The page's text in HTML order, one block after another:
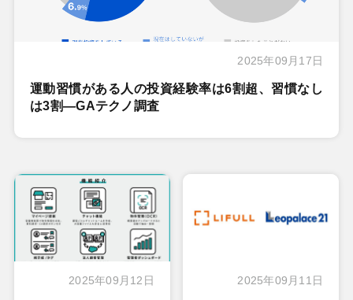
2025年09月17日
運動習慣がある人の投資経験率は6割超、習慣なし
は3割―GAテクノ調査
2025年09月12日 2025年09月11日